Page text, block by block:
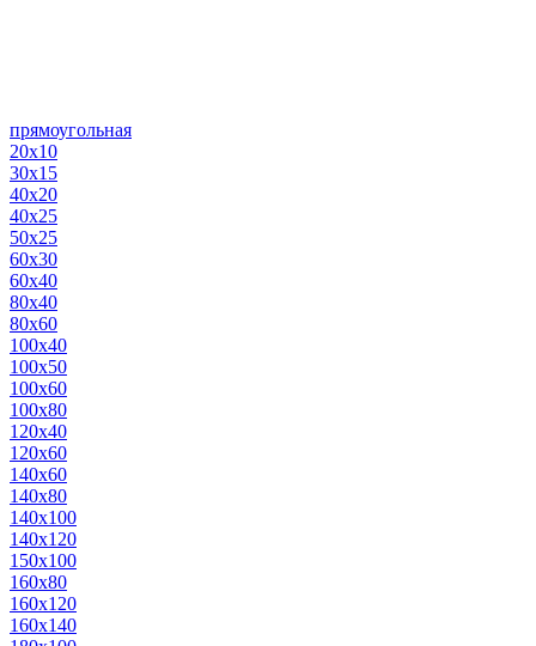
прямоугольная
20х10
30х15
40х20
40х25
50х25
60х30
60х40
80х40
80х60
100х40
100х50
100х60
100х80
120х40
120х60
140х60
140х80
140х100
140х120
150х100
160х80
160х120
160х140